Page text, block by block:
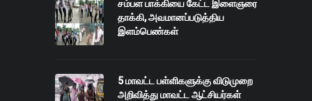
சம்பள பாக்கியை கேட்ட இளைஞரை
தாக்கி, அவமானப்படுத்திய
இளம்பெண்கள்
5 மாவட்ட பள்ளிகளுக்கு விடுமுறை
அறிவித்து மாவட்ட ஆட்சியர்கள்